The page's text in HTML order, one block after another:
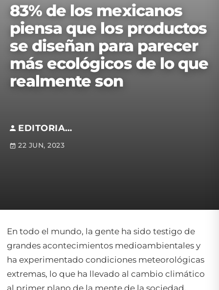
83% de los mexicanos
piensa que los productos
se diseñan para parecer
más ecológicos de lo que
realmente son
EDITORIAL S.M
22 JUN, 2023
En todo el mundo, la gente ha sido testigo de
grandes acontecimientos medioambientales y
ha experimentado condiciones meteorológicas
extremas, lo que ha llevado al cambio climático
al primer plano de la mente de la sociedad.